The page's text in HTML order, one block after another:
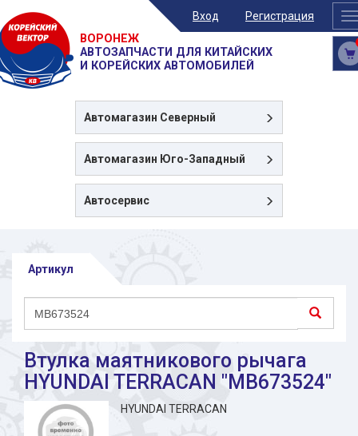
Вход Регистрация
ВОРОНЕЖ
АВТОЗАПЧАСТИ ДЛЯ КИТАЙСКИХ
И КОРЕЙСКИХ АВТОМОБИЛЕЙ
Автомагазин Северный
Автомагазин Юго-Западный
Автосервис
Артикул
Втулка маятникового рычага
HYUNDAI TERRACAN "MB673524"
HYUNDAI TERRACAN